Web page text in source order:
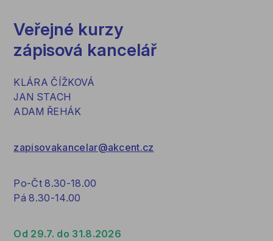
Veřejné kurzy
zápisová kancelář
KLÁRA ČÍŽKOVÁ
JAN STACH
ADAM ŘEHÁK
zapisovakancelar@akcent.cz
Po-Čt 8.30-18.00
Pá 8.30-14.00
Od 29.7. do 31.8.2026